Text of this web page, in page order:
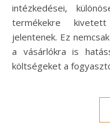
intézkedései,
termékekre
jelentenek. Ez
a vásárlókra is
költségeket a